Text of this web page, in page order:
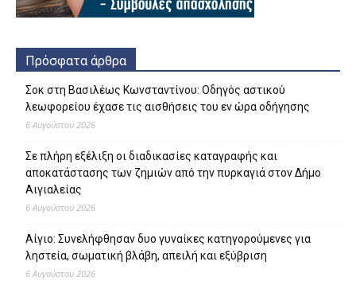
Πρόσφατα άρθρα
Σοκ στη Βασιλέως Κωνσταντίνου: Οδηγός αστικού
λεωφορείου έχασε τις αισθήσεις του εν ώρα οδήγησης
6 Αυγούστου 2026
Σε πλήρη εξέλιξη οι διαδικασίες καταγραφής και
αποκατάστασης των ζημιών από την πυρκαγιά στον Δήμο
Αιγιαλείας
6 Αυγούστου 2026
Αίγιο: Συνελήφθησαν δυο γυναίκες κατηγορούμενες για
ληστεία, σωματική βλάβη, απειλή και εξύβριση
6 Αυγούστου 2026